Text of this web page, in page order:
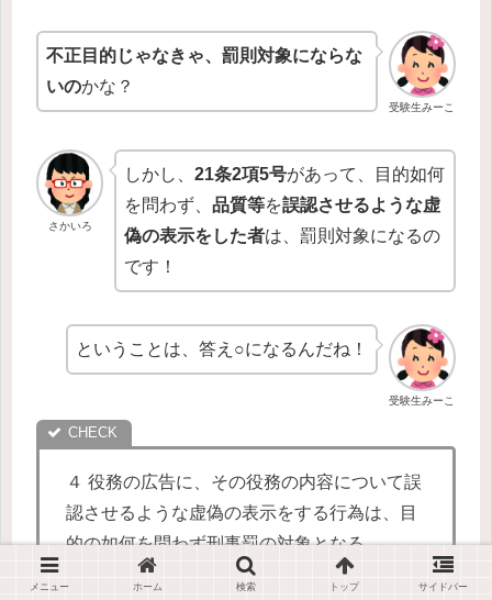
受験生みーこ
不正目的じゃなきゃ、罰則対象にならな
いのかな？
さかいろ
しかし、21条2項5号があって、目的如何
を問わず、品質等を誤認させるような虚
偽の表示をした者は、罰則対象になるの
です！
受験生みーこ
ということは、答え○になるんだね！
４ 役務の広告に、その役務の内容について誤
認させるような虚偽の表示をする行為は、目
的の如何を問わず刑事罰の対象となる。
メニュー ホーム 検索 トップ サイドバー